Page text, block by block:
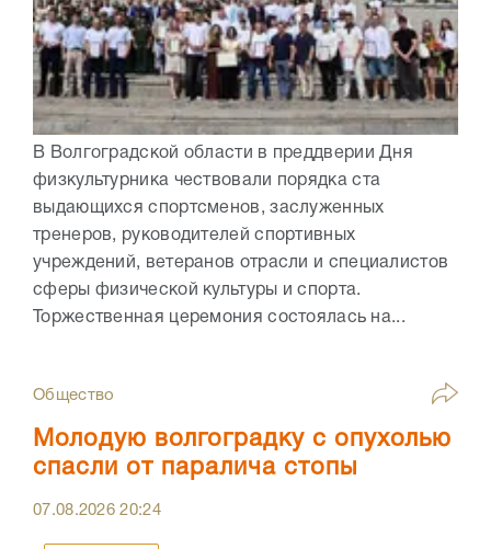
В Волгоградской области в преддверии Дня
физкультурника чествовали порядка ста
выдающихся спортсменов, заслуженных
тренеров, руководителей спортивных
учреждений, ветеранов отрасли и специалистов
сферы физической культуры и спорта.
Торжественная церемония состоялась на...
Общество
Молодую волгоградку с опухолью
спасли от паралича стопы
07.08.202620:24